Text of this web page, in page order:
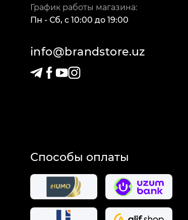
График работы магазина:
Пн - Сб, c 10:00 до 19:00
info@brandstore.uz
Способы оплаты